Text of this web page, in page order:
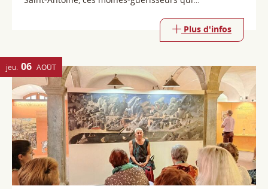
Contes au jardin par Elisabeth Calandry,
conteuse
38160 Saint-Antoine-l'Abbaye
Dans le cadre des rendez-vous de l'été, une histoire
des plantes à parfum à travers le conte. Avec